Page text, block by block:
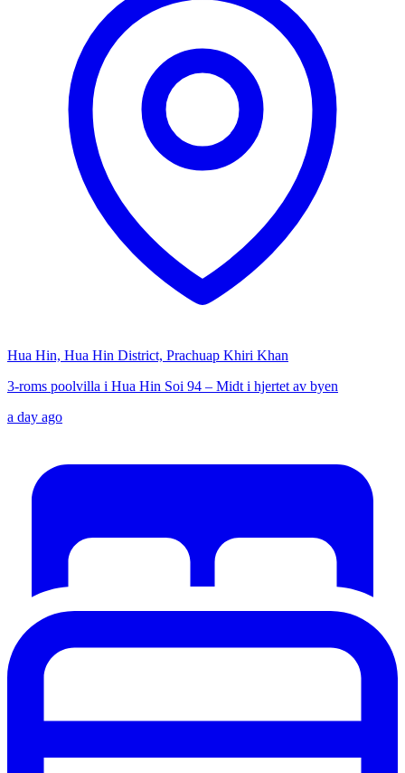
Hua Hin, Hua Hin District, Prachuap Khiri Khan
3-roms poolvilla i Hua Hin Soi 94 – Midt i hjertet av byen
a day ago